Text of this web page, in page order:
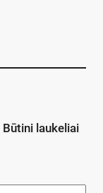
Būtini laukeliai